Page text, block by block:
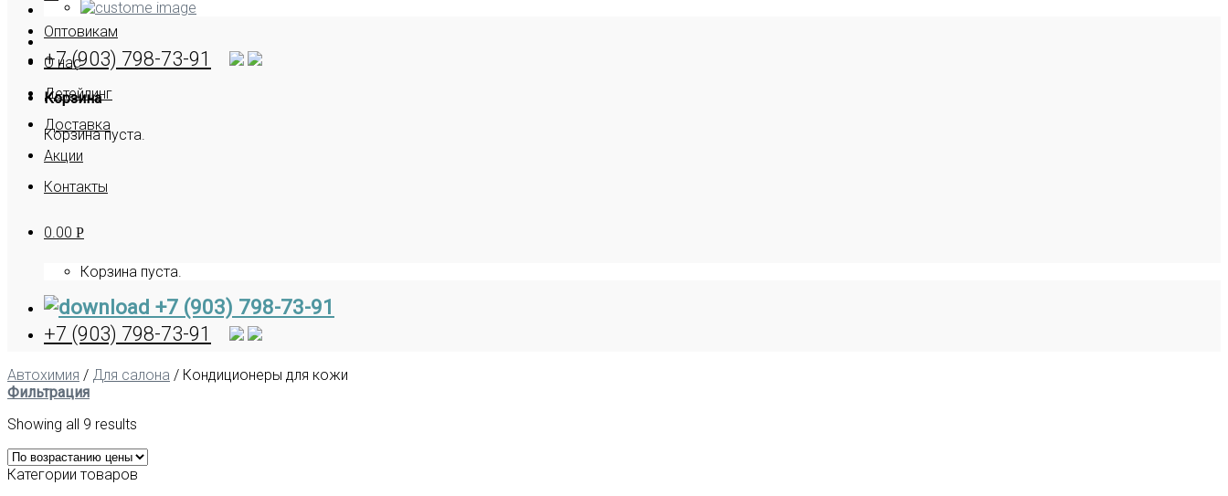
+7 (903) 798-73-91
Корзина
Корзина пуста.
Оптовикам
О нас
Детейлинг
Доставка
Акции
Контакты
0.00 Р
Корзина пуста.
+7 (903) 798-73-91
+7 (903) 798-73-91
Автохимия / Для салона / Кондиционеры для кожи
Фильтрация
Showing all 9 results
Категории товаров